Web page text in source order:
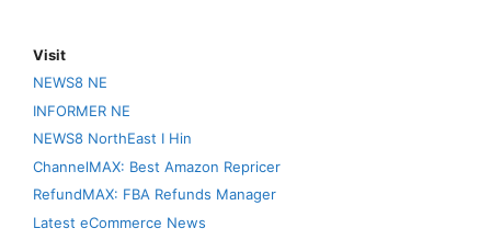
Visit
NEWS8 NE
INFORMER NE
NEWS8 NorthEast I Hin
ChannelMAX: Best Amazon Repricer
RefundMAX: FBA Refunds Manager
Latest eCommerce News